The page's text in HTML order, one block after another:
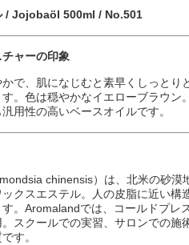
/ Jojobaöl 500ml / No.501
ャーの印象
で、肌になじむと素早くしっと
。色は穏やかなイエローブラウ
用性の高いベースオイルです。
chinensis）は、北米の砂
クスエステル。人の皮脂に近い
。Aromalandでは、コールドプレ
スクールでの実習、サロンでの
す。